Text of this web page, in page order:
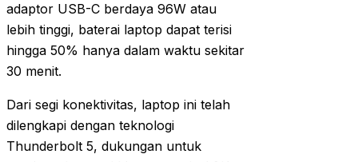
adaptor USB-C berdaya 96W atau
lebih tinggi, baterai laptop dapat terisi
hingga 50% hanya dalam waktu sekitar
30 menit.
Dari segi konektivitas, laptop ini telah
dilengkapi dengan teknologi
Thunderbolt 5, dukungan untuk